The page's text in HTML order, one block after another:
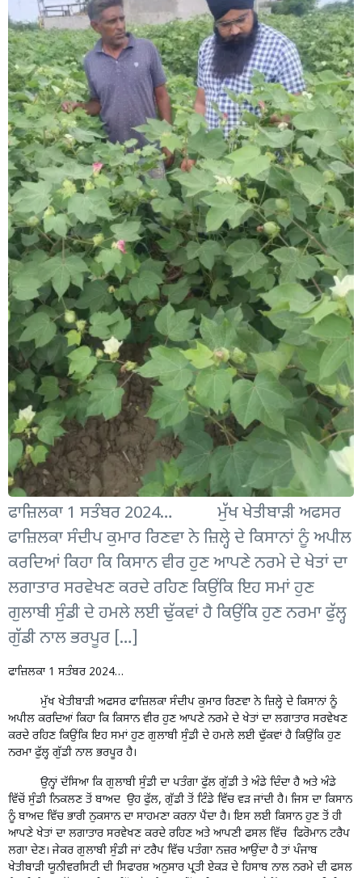
ਫਾਜ਼ਿਲਕਾ 1 ਸਤੰਬਰ 2024… ਮੁੱਖ ਖੇਤੀਬਾੜੀ ਅਫਸਰ
ਫਾਜ਼ਿਲਕਾ ਸੰਦੀਪ ਕੁਮਾਰ ਰਿਣਵਾ ਨੇ ਜ਼ਿਲ੍ਹੇ ਦੇ ਕਿਸਾਨਾਂ ਨੂੰ ਅਪੀਲ
ਕਰਦਿਆਂ ਕਿਹਾ ਕਿ ਕਿਸਾਨ ਵੀਰ ਹੁਣ ਆਪਣੇ ਨਰਮੇ ਦੇ ਖੇਤਾਂ ਦਾ
ਲਗਾਤਾਰ ਸਰਵੇਖਣ ਕਰਦੇ ਰਹਿਣ ਕਿਉਂਕਿ ਇਹ ਸਮਾਂ ਹੁਣ
ਗੁਲਾਬੀ ਸੁੰਡੀ ਦੇ ਹਮਲੇ ਲਈ ਢੁੱਕਵਾਂ ਹੈ ਕਿਉਂਕਿ ਹੁਣ ਨਰਮਾ ਫੁੱਲ੍ਹ
ਗੁੱਡੀ ਨਾਲ ਭਰਪੂਰ […]
ਫਾਜ਼ਿਲਕਾ 1 ਸਤੰਬਰ 2024…
ਮੁੱਖ ਖੇਤੀਬਾੜੀ ਅਫਸਰ ਫਾਜ਼ਿਲਕਾ ਸੰਦੀਪ ਕੁਮਾਰ ਰਿਣਵਾ ਨੇ ਜ਼ਿਲ੍ਹੇ ਦੇ ਕਿਸਾਨਾਂ ਨੂੰ
ਅਪੀਲ ਕਰਦਿਆਂ ਕਿਹਾ ਕਿ ਕਿਸਾਨ ਵੀਰ ਹੁਣ ਆਪਣੇ ਨਰਮੇ ਦੇ ਖੇਤਾਂ ਦਾ ਲਗਾਤਾਰ ਸਰਵੇਖਣ
ਕਰਦੇ ਰਹਿਣ ਕਿਉਂਕਿ ਇਹ ਸਮਾਂ ਹੁਣ ਗੁਲਾਬੀ ਸੁੰਡੀ ਦੇ ਹਮਲੇ ਲਈ ਢੁੱਕਵਾਂ ਹੈ ਕਿਉਂਕਿ ਹੁਣ
ਨਰਮਾ ਫੁੱਲ੍ਹ ਗੁੱਡੀ ਨਾਲ ਭਰਪੂਰ ਹੈ।
ਉਨ੍ਹਾਂ ਦੱਸਿਆ ਕਿ ਗੁਲਾਬੀ ਸੁੰਡੀ ਦਾ ਪਤੰਗਾ ਫੁੱਲ ਗੁੱਡੀ ਤੇ ਅੰਡੇ ਦਿੰਦਾ ਹੈ ਅਤੇ ਅੰਡੇ
ਵਿੱਚੋਂ ਸੁੰਡੀ ਨਿਕਲਣ ਤੋਂ ਬਾਅਦ ਉਹ ਫੁੱਲ, ਗੁੱਡੀ ਤੋਂ ਟਿੰਡੇ ਵਿੱਚ ਵੜ ਜਾਂਦੀ ਹੈ। ਜਿਸ ਦਾ ਕਿਸਾਨ
ਨੂੰ ਬਾਅਦ ਵਿੱਚ ਭਾਰੀ ਨੁਕਸਾਨ ਦਾ ਸਾਹਮਣਾ ਕਰਨਾ ਪੈਂਦਾ ਹੈ। ਇਸ ਲਈ ਕਿਸਾਨ ਹੁਣ ਤੋਂ ਹੀ
ਆਪਣੇ ਖੇਤਾਂ ਦਾ ਲਗਾਤਾਰ ਸਰਵੇਖਣ ਕਰਦੇ ਰਹਿਣ ਅਤੇ ਆਪਣੀ ਫਸਲ ਵਿੱਚ ਫਿਰੋਮਾਨ ਟਰੈਪ
ਲਗਾ ਦੇਣ। ਜੇਕਰ ਗੁਲਾਬੀ ਸੁੰਡੀ ਜਾਂ ਟਰੈਪ ਵਿੱਚ ਪਤੰਗਾ ਨਜ਼ਰ ਆਉਂਦਾ ਹੈ ਤਾਂ ਪੰਜਾਬ
ਖੇਤੀਬਾੜੀ ਯੂਨੀਵਰਸਿਟੀ ਦੀ ਸਿਫਾਰਸ਼ ਅਨੁਸਾਰ ਪ੍ਰਤੀ ਏਕੜ ਦੇ ਹਿਸਾਬ ਨਾਲ ਨਰਮੇ ਦੀ ਫਸਲ